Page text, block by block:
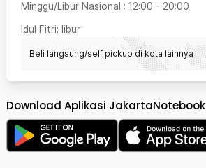
Minggu/Libur Nasional : 12:00 - 20:00
Idul Fitri: libur
Beli langsung/self pickup di kota lainnya
Download Aplikasi JakartaNotebook